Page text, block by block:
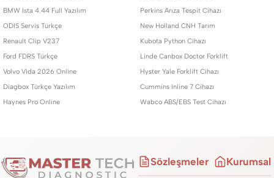
BMW Ista 4.44 Full Yazılım
ODIS Servis Türkçe
Renault Clip V237
Ford FDRS Türkçe
Volvo Vida 2026 Online
Diagbox Türkçe Yazılım
Haynes Pro Online
Perkins Arıza Tespit Cihazı
New Holland CNH Tarım
Kubota Python Cihazı
Linde Canbox Doctor Forklift
Hyster Yale Forklift Cihazı
Cummins Inline 7 Cihazı
Wabco ABS/EBS Test Cihazı
Sözleşmeler Kurumsal